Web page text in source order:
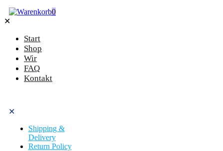
0
✕
Start
Shop
Wir
FAQ
Kontakt
✕
Shipping &
Delivery
Return Policy